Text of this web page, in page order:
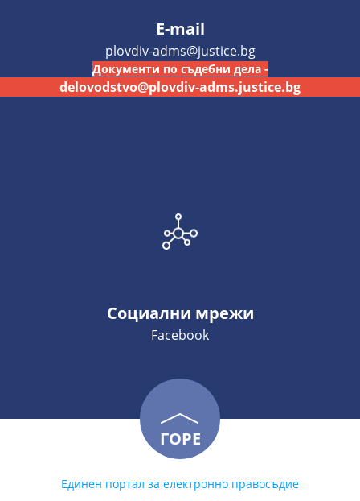
E-mail
plovdiv-adms@justice.bg
Документи по съдебни дела -
delovodstvo@plovdiv-adms.justice.bg
Социални мрежи
Facebook
ГОРЕ
Единен портал за електронно правосъдие